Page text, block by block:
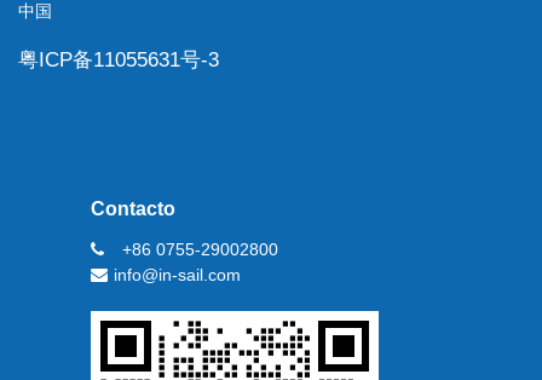
中国
粤ICP备11055631号-3
Contacto
+86 0755-29002800
info@in-sail.com